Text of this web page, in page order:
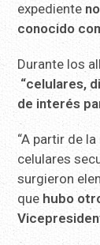
expediente
conocido
Durante los
“celulares,
de interés
“A partir de
celulares
surgieron
que hubo